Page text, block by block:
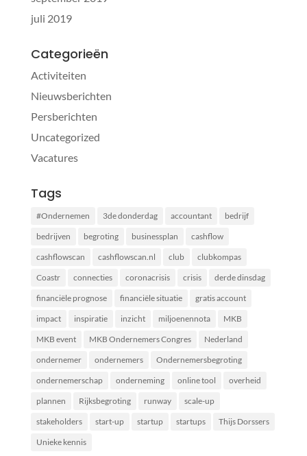
juli 2019
Categorieën
Activiteiten
Nieuwsberichten
Persberichten
Uncategorized
Vacatures
Tags
#Ondernemen 3de donderdag accountant
bedrijf
bedrijven
begroting businessplan
cashflow
cashflowscan
cashflowscan.nl club
clubkompas
Coastr
connecties coronacrisis crisis
derde dinsdag
financiële prognose
financiële situatie
gratis account
impact
inspiratie inzicht miljoenennota
MKB
MKB event
MKB Ondernemers Congres
Nederland
ondernemer
ondernemers
Ondernemersbegroting
ondernemerschap
onderneming online tool
overheid
plannen
Rijksbegroting runway
scale-up
stakeholders
start-up startup startups
Thijs Dorssers
Unieke kennis